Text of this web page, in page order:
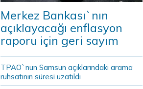
Merkez Bankası`nın
açıklayacağı enflasyon
raporu için geri sayım
TPAO`nun Samsun açıklarındaki arama
ruhsatının süresi uzatıldı